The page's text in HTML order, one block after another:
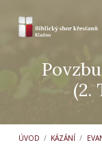
(2.
ÚVOD / KÁZÁNÍ /